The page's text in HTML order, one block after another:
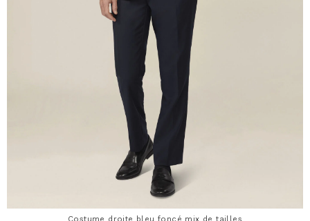
Costume droite bleu foncé mix de tailles